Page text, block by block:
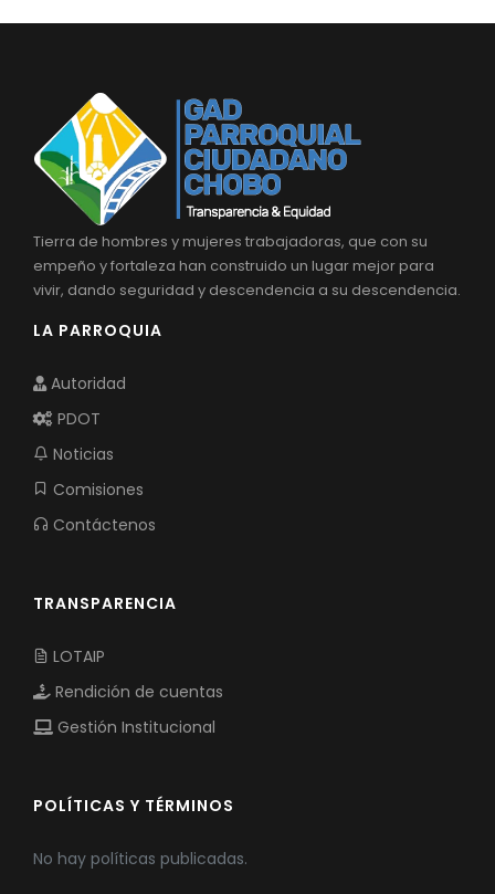
Tierra de hombres y mujeres trabajadoras, que con su
empeño y fortaleza han construido un lugar mejor para
vivir, dando seguridad y descendencia a su descendencia.
LA PARROQUIA
Autoridad
PDOT
Noticias
Comisiones
Contáctenos
TRANSPARENCIA
LOTAIP
Rendición de cuentas
Gestión Institucional
POLÍTICAS Y TÉRMINOS
No hay políticas publicadas.